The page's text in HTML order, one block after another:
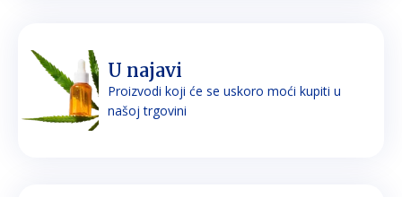
U najavi
Proizvodi koji će se uskoro moći kupiti u
našoj trgovini